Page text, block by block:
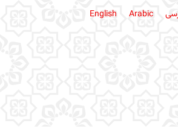
English Arabic